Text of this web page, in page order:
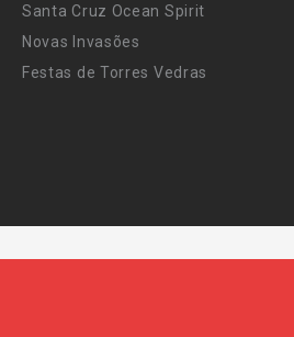
Santa Cruz Ocean Spirit
Novas Invasões
Festas de Torres Vedras